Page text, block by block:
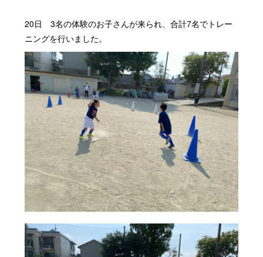
20日 3名の体験のお子さんが来られ、合計7名でトレー
ニングを行いました。